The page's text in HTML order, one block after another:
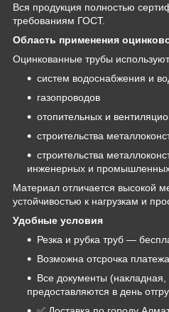
Вся продукция полностью
требованиям ГОСТ.
Область применения
Оцинкованные трубы
систем водоснабжения и
газопроводов
отопительных и
строительства
строительства
инженерных и
Материал отличается высокой
устойчивостью к нагрузкам и
Удобные условия
Резка и рубка труб —
Возможна отсрочка
Все документы
предоставляются в день